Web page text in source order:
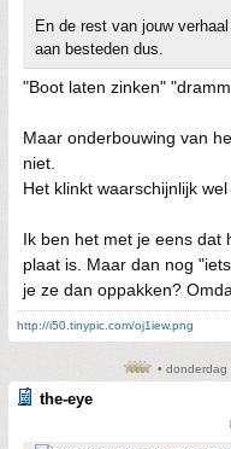
En de rest van jouw
aan besteden dus.
"Boot laten zinken"
Maar onderbouwing van
niet.
Het klinkt waarschijnlijk
Ik ben het met je eens dat
plaat is. Maar dan nog
je ze dan oppakken?
http://i50.tinypic.com/oj1iew.png
•
the-eye